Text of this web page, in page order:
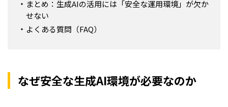
まとめ：生成AIの活用には「安全な運用環境」が欠か
せない
よくある質問（FAQ）
なぜ安全な生成AI環境が必要なのか